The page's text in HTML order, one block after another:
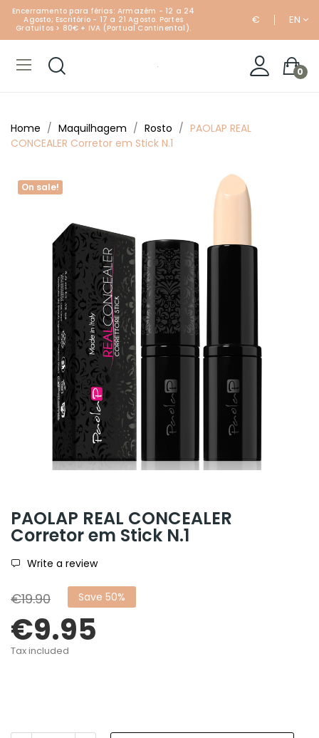
Encerramento para férias: Armazém - 12 a 24
Agosto; Escritório - 17 a 21 Agosto. Portes
Gratuitos > 80€ + IVA (Portual Continental).
€ EN
0
Home Maquilhagem Rosto
PAOLAP REAL
CONCEALER Corretor em Stick N.1
On sale!
PAOLAP REAL CONCEALER
Corretor em Stick N.1
Write a review
€19.90 Save 50%
€9.95
Tax included